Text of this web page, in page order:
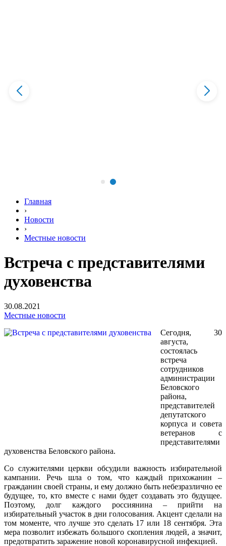
Главная
›
Новости
›
Местные новости
Встреча с представителями
духовенства
30.08.2021
Местные новости
Сегодня, 30
августа,
состоялась
встреча
сотрудников
администрации
Беловского
района,
представителей
депутатского
корпуса и совета
ветеранов с
представителями
духовенства Беловского района.
Со служителями церкви обсудили важность избирательной
кампании. Речь шла о том, что каждый прихожанин –
гражданин своей страны, и ему должно быть небезразлично ее
будущее, то, кто вместе с нами будет создавать это будущее.
Поэтому, долг каждого россиянина – прийти на
избирательный участок в дни голосования. Акцент сделали на
том моменте, что лучше это сделать 17 или 18 сентября. Эта
мера позволит избежать большого скопления людей, а значит,
предотвратить заражение новой коронавирусной инфекцией.